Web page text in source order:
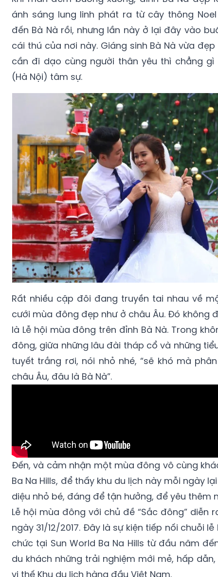
ánh sáng lung linh phát ra từ cây thông Noel
đến Bà Nà rồi, nhưng lần này ở lại đây vào
cái thú của nơi này. Giáng sinh Bà Nà vừa
cần đi dạo cùng người thân yêu thì chẳng gì
(Hà Nội) tâm sự.
Rất nhiều cặp đôi đang truyền tai nhau về
cưới mùa đông đẹp như ở châu Âu. Đó không
là Lễ hội mùa đông trên đỉnh Bà Nà. Trong
đông, giữa những lâu đài tháp cổ và những
tuyết trắng rơi, nói nhỏ nhé, “sẽ khó mà
châu Âu, đâu là Bà Nà”.
Đến, và cảm nhận một mùa đông vô cùng
Ba Na Hills, để thấy khu du lịch này mỗi ngày
diệu nhỏ bé, đáng để tận hưởng, để yêu thêm
Lễ hội mùa đông với chủ đề “Sắc đông” diễn
ngày 31/12/2017. Đây là sự kiện tiếp nối chuỗi
chức tại Sun World Ba Na Hills từ đầu năm
du khách những trải nghiệm mới mẻ, hấp
vị thế Khu du lịch hàng đầu Việt Nam.